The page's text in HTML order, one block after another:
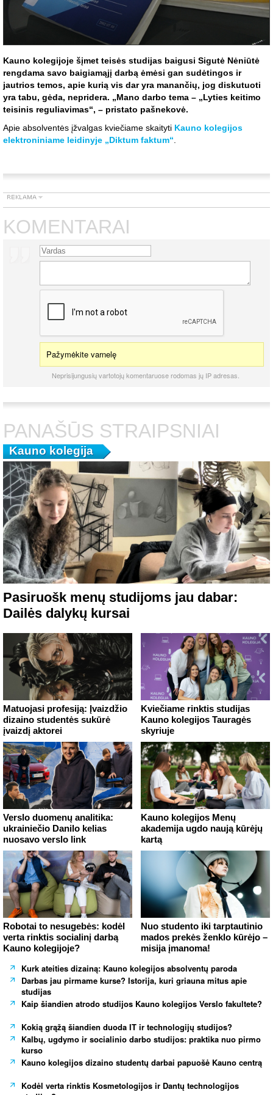
Kauno kolegijoje šįmet teisės studijas baigusi Sigutė Nėniūtė
rengdama savo baigiamąjį darbą ėmėsi gan sudėtingos ir
jautrios temos, apie kurią vis dar yra manančių, jog diskutuoti
yra tabu, gėda, nepridera. „Mano darbo tema – „Lyties keitimo
teisinis reguliavimas“, – pristato pašnekovė.
Apie absolventės įžvalgas kviečiame skaityti Kauno kolegijos
elektroniniame leidinyje „Diktum faktum“.
KOMENTARAI
Pažymėkite varnelę
Neprisijungusių vartotojų komentaruose rodomas jų IP adresas.
PANAŠŪS STRAIPSNIAI
Kauno kolegija
Pasiruošk menų studijoms jau dabar:
Dailės dalykų kursai
Matuojasi profesiją: Įvaizdžio
dizaino studentės sukūrė
įvaizdį aktorei
Kviečiame rinktis studijas
Kauno kolegijos Tauragės
skyriuje
Verslo duomenų analitika:
ukrainiečio Danilo kelias
nuosavo verslo link
Kauno kolegijos Menų
akademija ugdo naują kūrėjų
kartą
Robotai to nesugebės: kodėl
verta rinktis socialinį darbą
Kauno kolegijoje?
Nuo studento iki tarptautinio
mados prekės ženklo kūrėjo –
misija įmanoma!
Kurk ateities dizainą: Kauno kolegijos absolventų paroda
Darbas jau pirmame kurse? Istorija, kuri griauna mitus apie
studijas
Kaip šiandien atrodo studijos Kauno kolegijos Verslo fakultete?
Kokią grąžą šiandien duoda IT ir technologijų studijos?
Kalbų, ugdymo ir socialinio darbo studijos: praktika nuo pirmo
kurso
Kauno kolegijos dizaino studentų darbai papuošė Kauno centrą
Kodėl verta rinktis Kosmetologijos ir Dantų technologijos